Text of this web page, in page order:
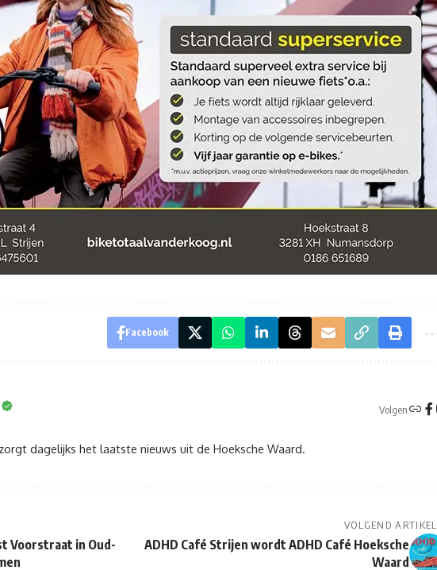
Facebook
Volgen
dagelijks het laatste nieuws uit de Hoeksche Waard.
Voorstraat in Oud-
VOLGEND ARTIKEL
ADHD Café Strijen wordt ADHD Café Hoeksche
Waard